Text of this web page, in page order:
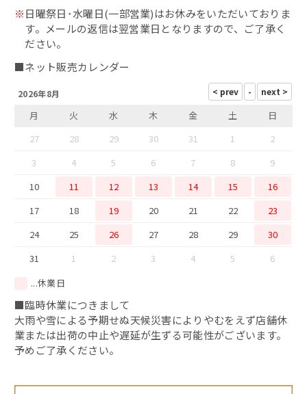
出汁・削り節
鯖カレー
干物
西京味噌漬け
※日曜祭日･水曜日(一部営業)はお休みをいただいておりま
す。メールの返信は翌営業日となりますので、ご了承く
ださい。
■ネット販売カレンダー
2026年8月
月 火 水 木 金 土
日
27
28 29 30 31 1
2
3
4 5 6 7 8
9
10
11 12 13 14 15
16
17
18 19 20 21 22
23
24
25 26 27 28 29
30
31
1 2 3 4 5
6
...休業日
■臨時休業につきまして
大雨や雪による予期せぬ天候災害によりやむをえず店舗休
業または出荷の中止や遅延が生ずる可能性がございます。
予めご了承ください。